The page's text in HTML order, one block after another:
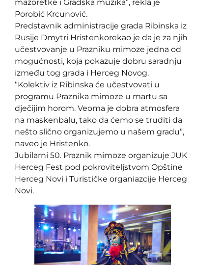
mažoretke i Gradska muzika”, rekla je
Porobić Krcunović.
Predstavnik administracije grada Ribinska iz
Rusije Dmytri Hristenkorekao je da je za njih
učestvovanje u Prazniku mimoze jedna od
mogućnosti, koja pokazuje dobru saradnju
između tog grada i Herceg Novog.
“Kolektiv iz Ribinska će učestvovati u
programu Praznika mimoze u martu sa
dječijim horom. Veoma je dobra atmosfera
na maskenbalu, tako da ćemo se truditi da
nešto slično organizujemo u našem gradu”,
naveo je Hristenko.
Jubilarni 50. Praznik mimoze organizuje JUK
Herceg Fest pod pokroviteljstvom Opštine
Herceg Novi i Turističke organiazcije Herceg
Novi.